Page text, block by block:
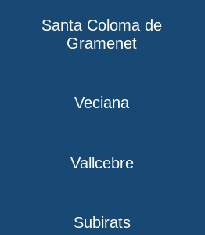
Santa Coloma de
Gramenet
Veciana
Vallcebre
Subirats